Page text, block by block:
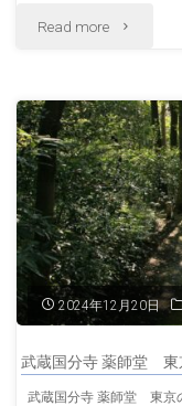
Read more "春
上
野
寛
永
寺
と
2024年12月20日
武蔵国分寺 薬師堂 東
武蔵国分寺 薬師堂 東京